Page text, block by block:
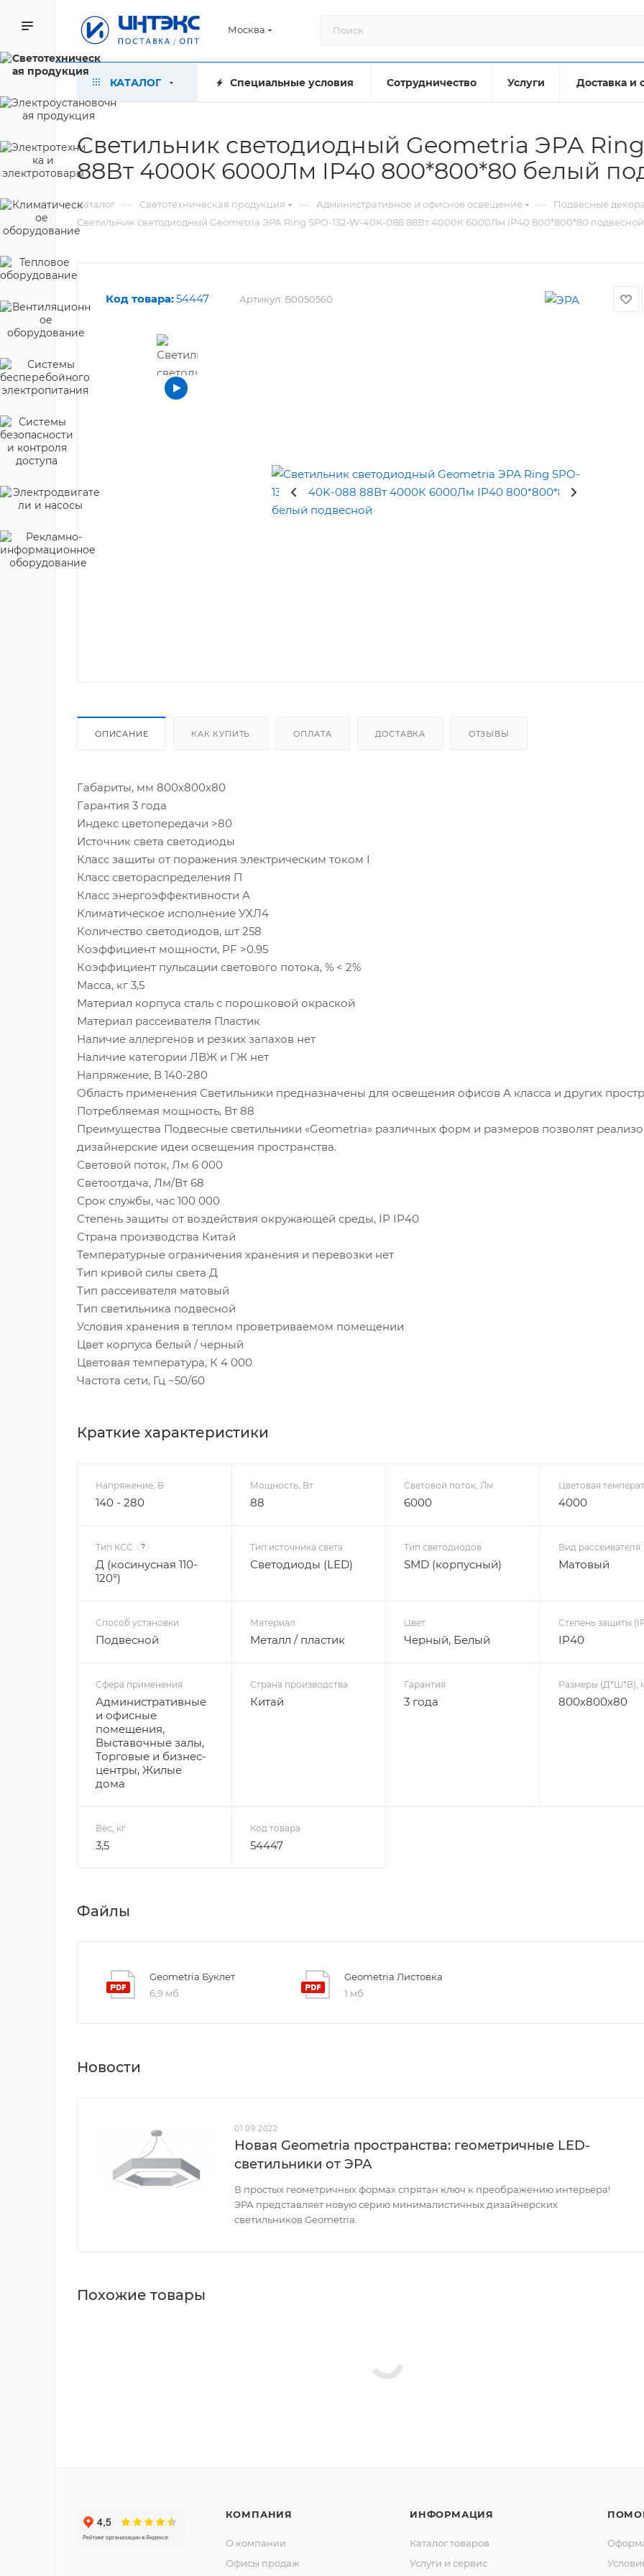
Москва
КАТАЛОГ Специальные условия Сотрудничество Услуги Доставка и
Светильник светодиодный Geometria ЭРА
88Вт 4000К 6000Лм IP40 800*800*80 белый
Каталог — Светотехническая продукция — Административное и офисное освещение —
Подвесные
Светильник светодиодный Geometria ЭРА Ring SPO-132-W-40K-088 88Вт 4000К 6000Лм IP40 800*800*80 подвесной
Код товара:54447 Артикул: Б0050560
ОПИСАНИЕ КАК КУПИТЬ ОПЛАТА ДОСТАВКА ОТЗЫВЫ
Габариты, мм 800х800х80
Гарантия 3 года
Индекс цветопередачи >80
Источник света светодиоды
Класс защиты от поражения электрическим током I
Класс светораспределения П
Класс энергоэффективности А
Климатическое исполнение УХЛ4
Количество светодиодов, шт 258
Коэффициент мощности, PF >0.95
Коэффициент пульсации светового потока, % < 2%
Масса, кг 3,5
Материал корпуса сталь с порошковой окраской
Материал рассеивателя Пластик
Наличие аллергенов и резких запахов нет
Наличие категории ЛВЖ и ГЖ нет
Напряжение, В 140-280
Область применения Светильники предназначены для освещения офисов А класса и других
Потребляемая мощность, Вт 88
Преимущества Подвесные светильники «Geometria» различных форм и размеров позволят
дизайнерские идеи освещения пространства.
Световой поток, Лм 6 000
Светоотдача, Лм/Вт 68
Срок службы, час 100 000
Степень защиты от воздействия окружающей среды, IP IP40
Страна производства Китай
Температурные ограничения хранения и перевозки нет
Тип кривой силы света Д
Тип рассеивателя матовый
Тип светильника подвесной
Условия хранения в теплом проветриваемом помещении
Цвет корпуса белый / черный
Цветовая температура, К 4 000
Частота сети, Гц ~50/60
Краткие характеристики
Напряжение, В
140 - 280
Мощность, Вт
88
Световой поток, Лм
6000
Цветовая
4000
Тип КСС ?
Д (косинусная 110-
120°)
Тип источника света
Светодиоды (LED)
Тип светодиодов
SMD (корпусный)
Вид рассеивателя
Матовый
Способ установки
Подвесной
Материал
Металл / пластик
Цвет
Черный, Белый
Степень защиты
IP40
Сфера применения
Административные
и офисные
помещения,
Выставочные залы,
Торговые и бизнес-
центры, Жилые
дома
Страна производства
Китай
Гарантия
3 года
Размеры (Д*Ш*В),
800х800х80
Вес, кг
3,5
Код товара
54447
Файлы
Geometria Буклет
6,9 мб
Geometria Листовка
1 мб
Новости
01.09.2022
Новая Geometria пространства: геометричные LED-
светильники от ЭРА
В простых геометричных формах спрятан ключ к преображению интерьера!
ЭРА представляет новую серию минималистичных дизайнерских
светильников Geometria.
Похожие товары
КОМПАНИЯ
О компании
Офисы продаж
ИНФОРМАЦИЯ
Каталог товаров
Услуги и сервис